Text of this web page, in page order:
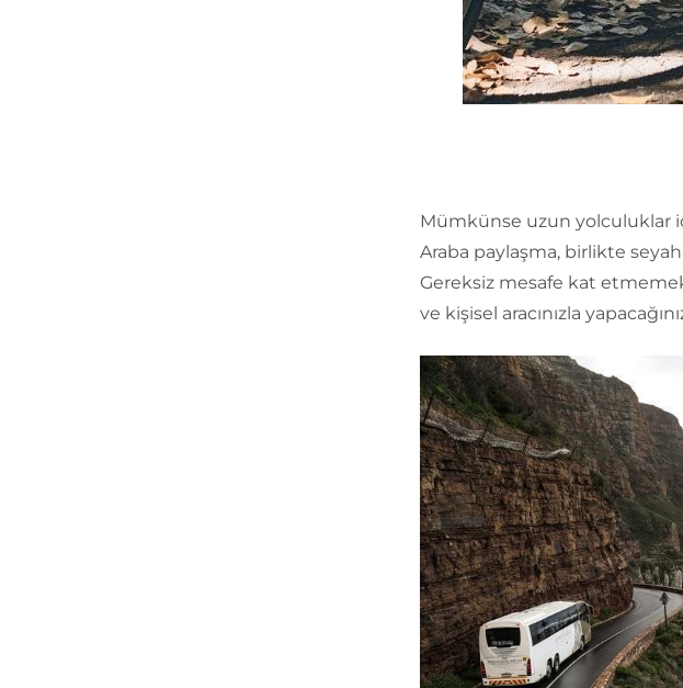
Mümkünse uzun yolculuklar
Araba paylaşma, birlikte
Gereksiz mesafe kat
ve kişisel aracınızla